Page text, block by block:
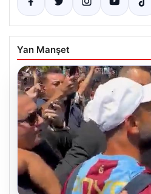
Yan Manşet